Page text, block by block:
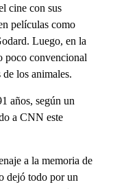
cine con sus
películas como
Luego, en la
poco convencional
los animales.
años, según un
a CNN este
a la memoria de
dejó todo por un